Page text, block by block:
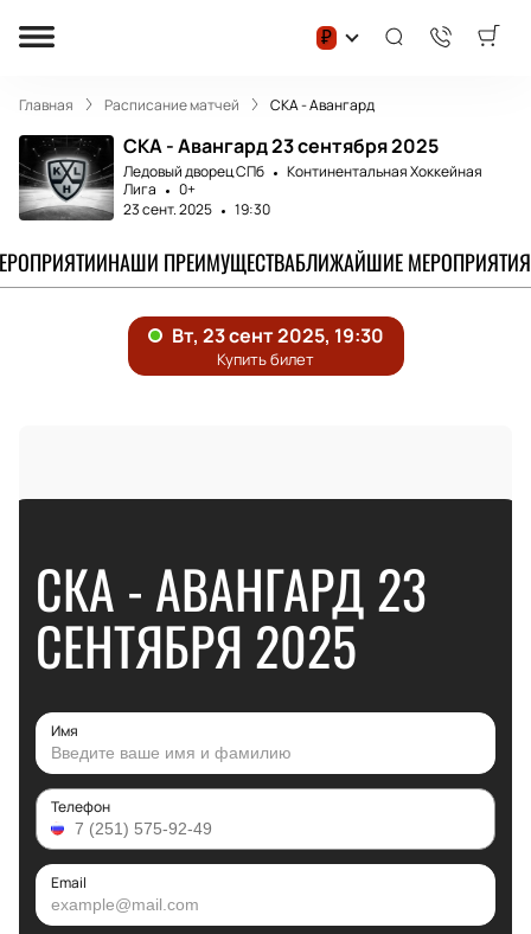
₽
Главная Расписание матчей СКА - Авангард
СКА - Авангард 23 сентября 2025
Ледовый дворец СПб
Континентальная Хоккейная
Лига
0+
23 сент. 2025
19:30
НАШИ ПРЕИМУЩЕСТВАБЛИЖАЙШИЕ МЕРОПРИЯТИЯ
СКА - АВАНГАРД 23
СЕНТЯБРЯ 2025
Имя
Телефон
Email